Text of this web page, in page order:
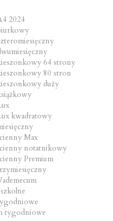
2024
64 strony
80 stron
duży
kwadratowy
Max
notatnikowy
Premium
tygodniowe